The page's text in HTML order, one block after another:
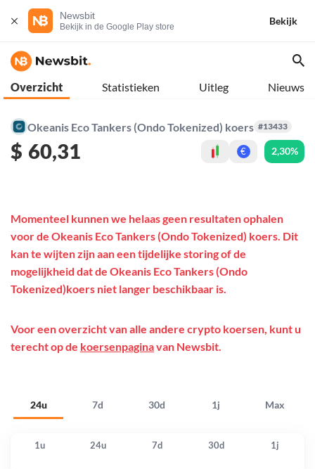
Newsbit
Bekijk in de Google Play store
Bekijk
Overzicht Statistieken Uitleg Nieuws
Okeanis Eco Tankers (Ondo Tokenized) koers #13433
$ 60,31 € 2,30%
24u 7d 30d 1j Max
Momenteel kunnen we helaas geen resultaten ophalen
voor de Okeanis Eco Tankers (Ondo Tokenized) koers. Dit
kan te wijten zijn aan een tijdelijke storing of de
mogelijkheid dat de Okeanis Eco Tankers (Ondo
Tokenized)koers niet langer beschikbaar is.
Voor een overzicht van alle andere crypto koersen, kunt u
terecht op de koersenpaginavan Newsbit.
1u 24u 7d 30d 1j